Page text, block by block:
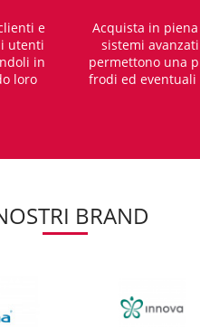
e
utenti
in
loro
Acquista in
sistemi
permettono una
frodi ed
BRAND